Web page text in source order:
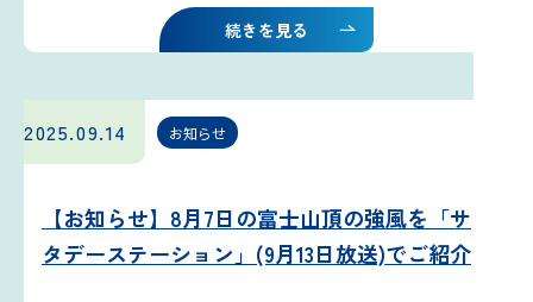
続きを見る
2025.09.14 お知らせ
【お知らせ】8月7日の富士山頂の強風を「サ
タデーステーション」(9月13日放送)でご紹介